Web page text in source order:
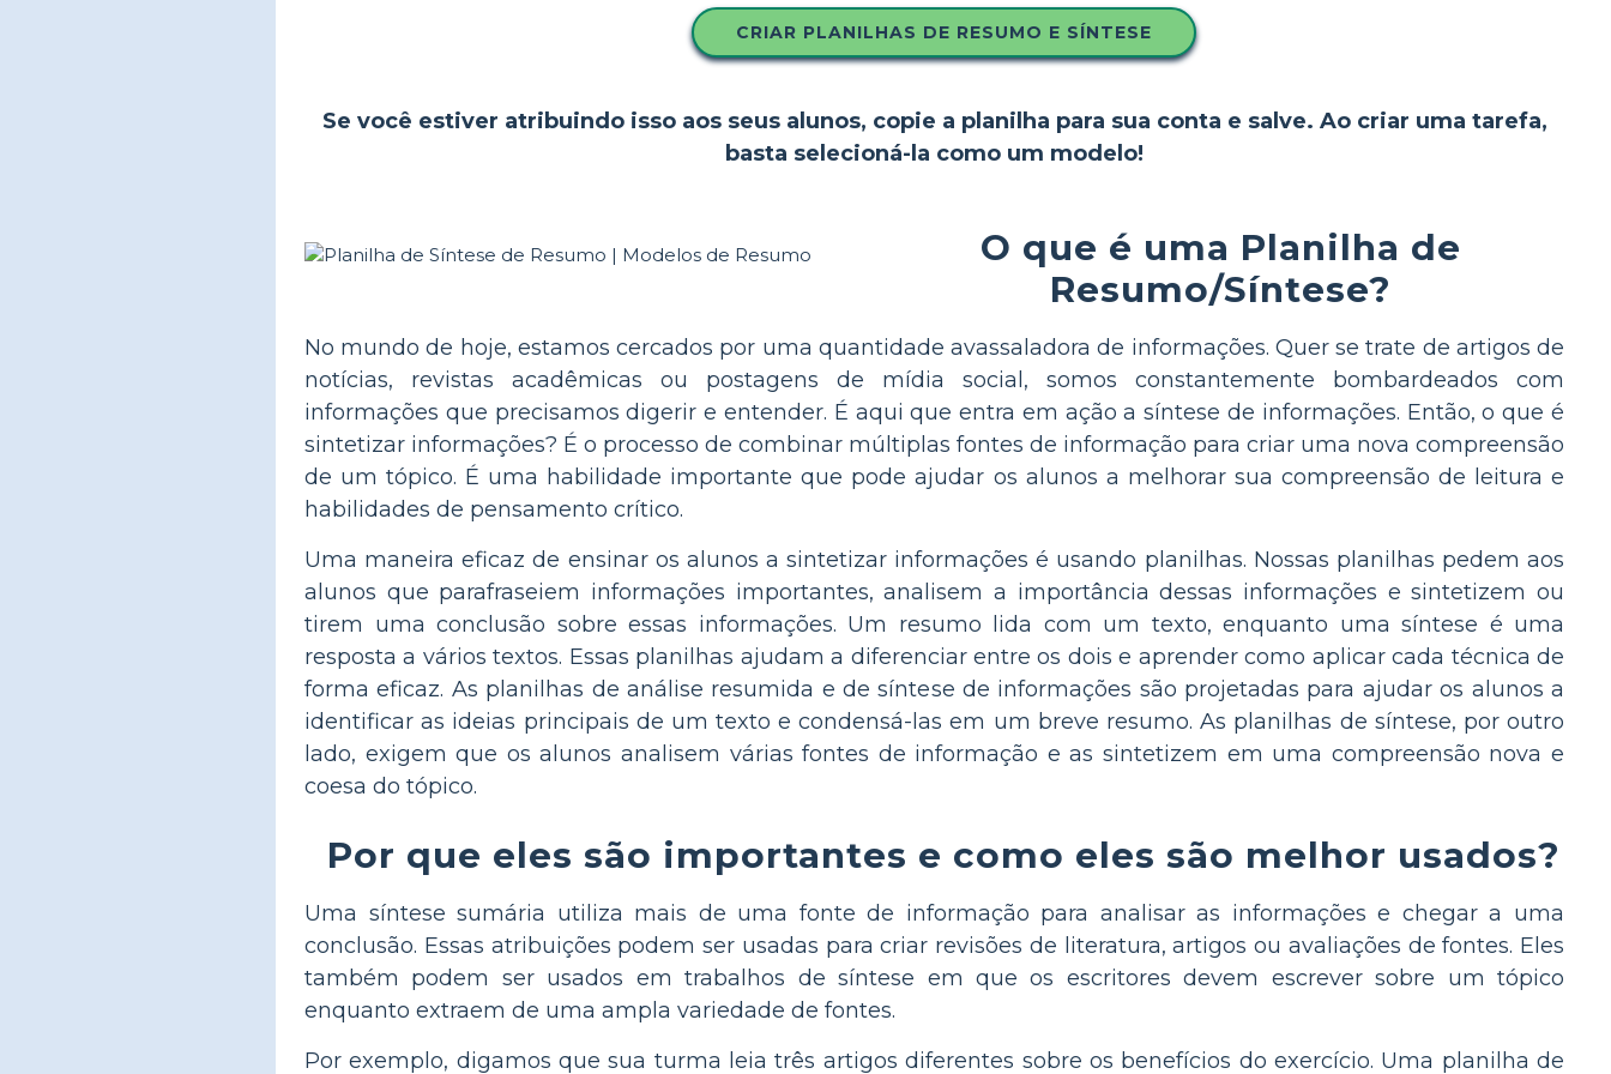
CRIAR PLANILHAS DE RESUMO E SÍNTESE
Se você estiver atribuindo isso aos seus alunos, copie a planilha para sua conta e salve. Ao criar uma tarefa,
basta selecioná-la como um modelo!
O que é uma Planilha de
Resumo/Síntese?
No mundo de hoje, estamos cercados por uma quantidade avassaladora de informações. Quer se trate de artigos de
notícias, revistas acadêmicas ou postagens de mídia social, somos constantemente bombardeados com
informações que precisamos digerir e entender. É aqui que entra em ação a síntese de informações. Então, o que é
sintetizar informações? É o processo de combinar múltiplas fontes de informação para criar uma nova compreensão
de um tópico. É uma habilidade importante que pode ajudar os alunos a melhorar sua compreensão de leitura e
habilidades de pensamento crítico.
Uma maneira eficaz de ensinar os alunos a sintetizar informações é usando planilhas. Nossas planilhas pedem aos
alunos que parafraseiem informações importantes, analisem a importância dessas informações e sintetizem ou
tirem uma conclusão sobre essas informações. Um resumo lida com um texto, enquanto uma síntese é uma
resposta a vários textos. Essas planilhas ajudam a diferenciar entre os dois e aprender como aplicar cada técnica de
forma eficaz. As planilhas de análise resumida e de síntese de informações são projetadas para ajudar os alunos a
identificar as ideias principais de um texto e condensá-las em um breve resumo. As planilhas de síntese, por outro
lado, exigem que os alunos analisem várias fontes de informação e as sintetizem em uma compreensão nova e
coesa do tópico.
Por que eles são importantes e como eles são melhor usados?
Uma síntese sumária utiliza mais de uma fonte de informação para analisar as informações e chegar a uma
conclusão. Essas atribuições podem ser usadas para criar revisões de literatura, artigos ou avaliações de fontes. Eles
também podem ser usados ​​em trabalhos de síntese em que os escritores devem escrever sobre um tópico
enquanto extraem de uma ampla variedade de fontes.
Por exemplo, digamos que sua turma leia três artigos diferentes sobre os benefícios do exercício. Uma planilha de